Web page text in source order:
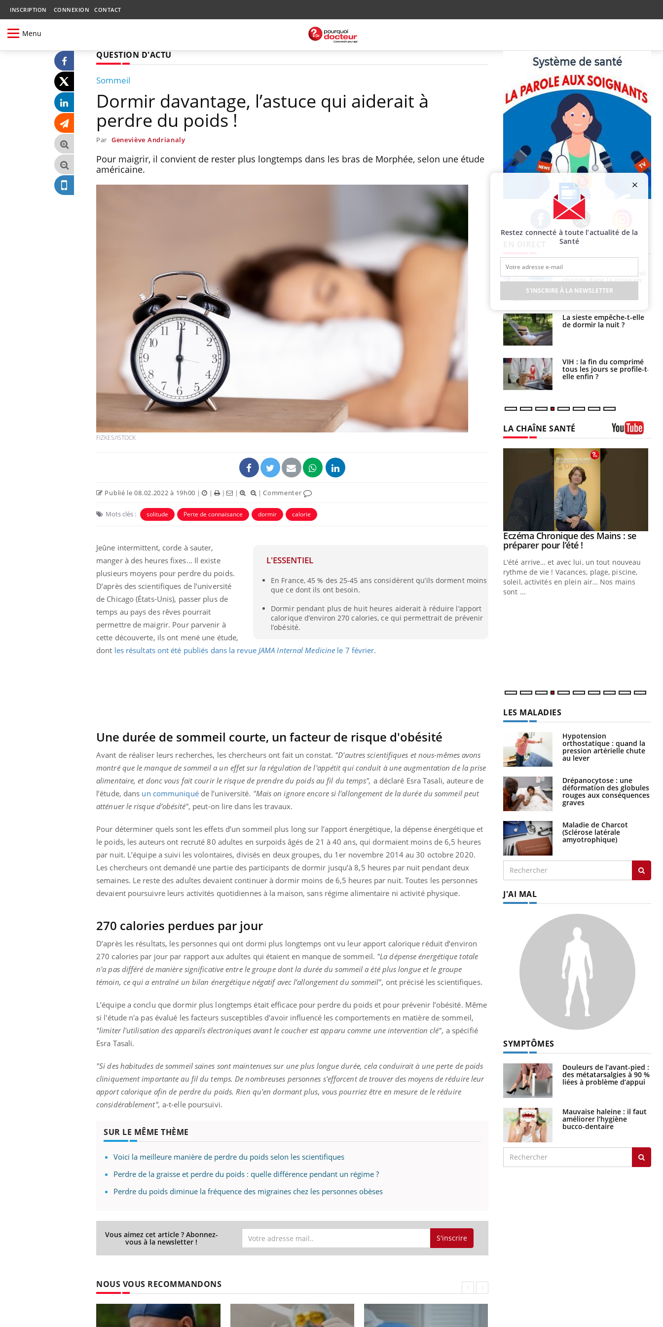
INSCRIPTION CONNEXION CONTACT
Menu
QUESTION D'ACTU
Sommeil
Dormir davantage, l’astuce qui aiderait à
perdre du poids !
Par Geneviève Andrianaly
Pour maigrir, il convient de rester plus longtemps dans les bras de Morphée, selon une étude
américaine.
FIZKES/ISTOCK
Publié le 08.02.2022 à 19h00 | | | | |Commenter
Mots clés : solitude Perte de connaisance dormir calorie
L'ESSENTIEL
En France, 45 % des 25-45 ans considèrent qu’ils dorment moins
que ce dont ils ont besoin.
Dormir pendant plus de huit heures aiderait à réduire l’apport
calorique d’environ 270 calories, ce qui permettrait de prévenir
l’obésité.
Jeûne intermittent, corde à sauter,
manger à des heures fixes… Il existe
plusieurs moyens pour perdre du poids.
D’après des scientifiques de l’université
de Chicago (États-Unis), passer plus de
temps au pays des rêves pourrait
permettre de maigrir. Pour parvenir à
cette découverte, ils ont mené une étude,
dont les résultats ont été publiés dans la revue JAMA Internal Medicine le 7 février.
Une durée de sommeil courte, un facteur de risque d'obésité
Avant de réaliser leurs recherches, les chercheurs ont fait un constat. "D'autres scientifiques et nous-mêmes avons
montré que le manque de sommeil a un effet sur la régulation de l'appétit qui conduit à une augmentation de la prise
alimentaire, et donc vous fait courir le risque de prendre du poids au fil du temps", a déclaré Esra Tasali, auteure de
l’étude, dans un communiquéde l’université. "Mais on ignore encore si l'allongement de la durée du sommeil peut
atténuer le risque d’obésité", peut-on lire dans les travaux.
Pour déterminer quels sont les effets d’un sommeil plus long sur l’apport énergétique, la dépense énergétique et
le poids, les auteurs ont recruté 80 adultes en surpoids âgés de 21 à 40 ans, qui dormaient moins de 6,5 heures
par nuit. L’équipe a suivi les volontaires, divisés en deux groupes, du 1er novembre 2014 au 30 octobre 2020.
Les chercheurs ont demandé une partie des participants de dormir jusqu’à 8,5 heures par nuit pendant deux
semaines. Le reste des adultes devaient continuer à dormir moins de 6,5 heures par nuit. Toutes les personnes
devaient poursuivre leurs activités quotidiennes à la maison, sans régime alimentaire ni activité physique.
270 calories perdues par jour
D’après les résultats, les personnes qui ont dormi plus longtemps ont vu leur apport calorique réduit d’environ
270 calories par jour par rapport aux adultes qui étaient en manque de sommeil. "La dépense énergétique totale
n'a pas différé de manière significative entre le groupe dont la durée du sommeil a été plus longue et le groupe
témoin, ce qui a entraîné un bilan énergétique négatif avec l’allongement du sommeil", ont précisé les scientifiques.
L’équipe a conclu que dormir plus longtemps était efficace pour perdre du poids et pour prévenir l’obésité. Même
si l'étude n'a pas évalué les facteurs susceptibles d'avoir influencé les comportements en matière de sommeil,
"limiter l'utilisation des appareils électroniques avant le coucher est apparu comme une intervention clé", a spécifié
Esra Tasali.
"Si des habitudes de sommeil saines sont maintenues sur une plus longue durée, cela conduirait à une perte de poids
cliniquement importante au fil du temps. De nombreuses personnes s'efforcent de trouver des moyens de réduire leur
apport calorique afin de perdre du poids. Rien qu'en dormant plus, vous pourriez être en mesure de le réduire
considérablement", a-t-elle poursuivi.
SUR LE MÊME THÈME
Voici la meilleure manière de perdre du poids selon les scientifiques
Perdre de la graisse et perdre du poids : quelle différence pendant un régime ?
Perdre du poids diminue la fréquence des migraines chez les personnes obèses
Vous aimez cet article ? Abonnez-
vous à la newsletter ! S'inscrire
NOUS VOUS RECOMMANDONS
Facebook Twitter Instagram
Comment éviter une otite
pendant les vacances ?
Hantavirus : un cas
détecté chez un touriste
en France
Mortalité infantile : un
rapport s’interroge sur
son taux élevé en France
Grossesse à risque : ce jus
naturel attire l'attention
des chercheurs
Comment oublier les
écrans en vacances ?
Les médicaments GLP-1
protègent-ils aussi les os
change dans la prise en
charge des femmes
enceintes
La sieste empêche-t-elle
de dormir la nuit ?
VIH : la fin du comprimé
tous les jours se profile-t-
elle enfin ?
LA CHAÎNE SANTÉ
expliquer ma maladieYoutube
Il y a des sujets qui sont faciles à aborder...
d'autres non ! D'un côté, poser des
questions sur la maladie d'un proche c'est
prévenir
Fatigue, irritabilité, brouillard mental ou
même alopécie… Les symptômes de la
carence en fer sont multiples ce qui la rend
...
patients comme parfois chez les soignants.
Youtube
Eczéma Chronique des Mains : se
préparer pour l’été !Youtube
L'été arrive… et avec lui, un tout nouveau
rythme de vie ! Vacances, plage, piscine,
soleil, activités en plein air… Nos mains
sont ...
LES MALADIES
Hypotension
orthostatique : quand la
pression artérielle chute
au lever
Drépanocytose : une
déformation des globules
rouges aux conséquences
graves
Maladie de Charcot
(Sclérose latérale
amyotrophique)
J'AI MAL
SYMPTÔMES
Douleurs de l’avant-pied :
des métatarsalgies à 90 %
liées à problème d’appui
Mauvaise haleine : il faut
améliorer l’hygiène
bucco-dentaire
Restez connecté à toute l’actualité de la
Santé
S'INSCRIRE À LA NEWSLETTER